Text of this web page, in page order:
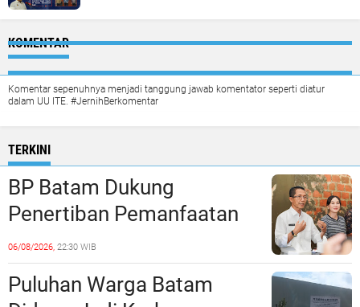
KOMENTAR
Komentar sepenuhnya menjadi tanggung jawab komentator seperti diatur
dalam UU ITE. #JernihBerkomentar
TERKINI
BP Batam Dukung
Penertiban Pemanfaatan
Ruang Laut Sesuai
Ketentuan Peraturan
Perundang-undangan
06/08/2026, 22:30 WIB
Puluhan Warga Batam